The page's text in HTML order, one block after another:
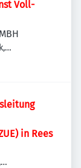
Voll-
in Rees